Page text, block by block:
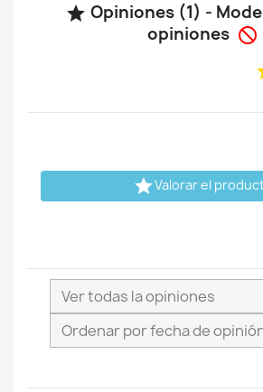
 Opiniones (1) -
opiniones 
Valorar el